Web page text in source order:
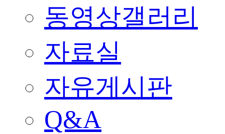
동영상갤러리
자료실
자유게시판
Q&A